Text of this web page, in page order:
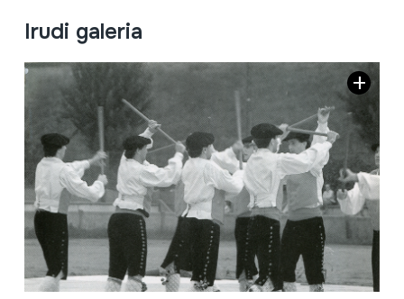
Irudi galeria